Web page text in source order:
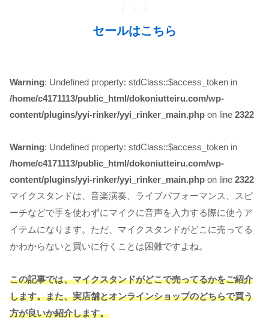
セールはこちら
Warning: Undefined property: stdClass::$access_token in
/home/c4171113/public_html/dokoniutteiru.com/wp-
content/plugins/yyi-rinker/yyi_rinker_main.php on line 2322
Warning: Undefined property: stdClass::$access_token in
/home/c4171113/public_html/dokoniutteiru.com/wp-
content/plugins/yyi-rinker/yyi_rinker_main.php on line 2322
マイクスタンドは、音楽演奏、ライブパフォーマンス、スピ
ーチなどで手を使わずにマイクに音声を入力する際に使うア
イテムになります。ただ、マイクスタンドがどこに売ってる
かわからないと買いに行くことは困難ですよね。
この記事では、マイクスタンドがどこで売ってるかをご紹介
します。また、実店舗とオンラインショップのどちらで買う
方が良いか紹介します。